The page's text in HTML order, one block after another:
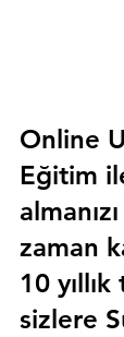
Online
Eğitim
zaman
10
sizlere